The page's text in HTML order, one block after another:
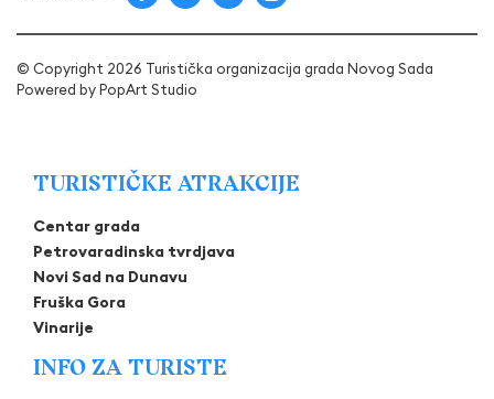
© Copyright 2026 Turistička organizacija grada Novog Sada
Powered byPopArt Studio
TURISTIČKE ATRAKCIJE
Centar grada
Petrovaradinska tvrdjava
Novi Sad na Dunavu
Fruška Gora
Vinarije
INFO ZA TURISTE